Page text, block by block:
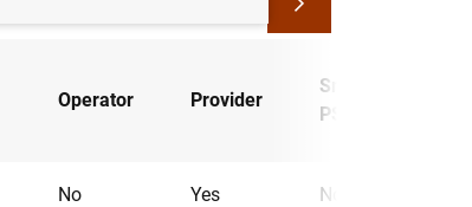
Operator Provider
Small
PSP
No Yes No